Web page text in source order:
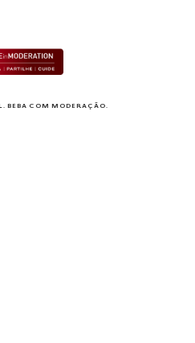
BEBA COM MODERAÇÃO.